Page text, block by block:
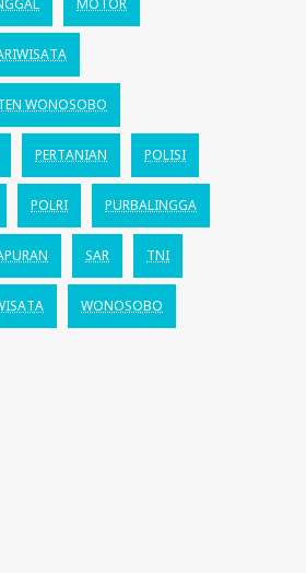
MOTOR
WONOSOBO
PERTANIAN POLISI
POLRI PURBALINGGA
SAR TNI
WONOSOBO